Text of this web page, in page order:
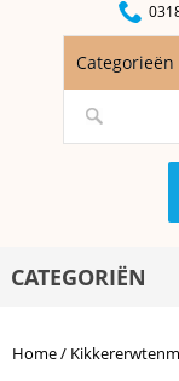
Categorieën
CATEGORIËN
Home/